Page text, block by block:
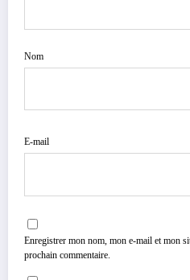
Nom
E-mail
Enregistrer mon nom, mon e-mail et mon
prochain commentaire.